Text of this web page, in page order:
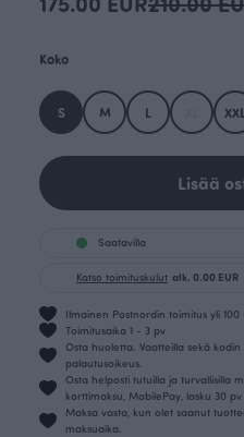
Koko
S M L XXL
Lisää
Saatavilla
Katso toimituskulut alk. 0.00 EUR
Ilmainen Postnordin toimitus yli
Toimitusaika 1 - 3 pv
Osta huoletta. Vaatteilla sekä
palautusoikeus.
Osta helposti tutuilla ja turvallisilla
korttimaksu, MobilePay, lasku 30
Maksa vasta, kun olet saanut
maksuaika.